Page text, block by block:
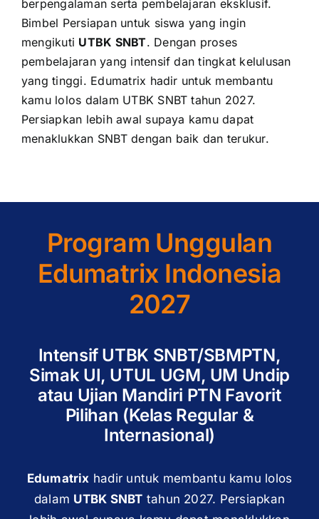
berpengalaman serta pembelajaran eksklusif.
Bimbel Persiapan untuk siswa yang ingin
mengikuti UTBK SNBT. Dengan proses
pembelajaran yang intensif dan tingkat kelulusan
yang tinggi. Edumatrix hadir untuk membantu
kamu lolos dalam UTBK SNBT tahun 2027.
Persiapkan lebih awal supaya kamu dapat
menaklukkan SNBT dengan baik dan terukur.
Program Unggulan
Edumatrix Indonesia
2027
Intensif UTBK SNBT/SBMPTN,
Simak UI, UTUL UGM, UM Undip
atau Ujian Mandiri PTN Favorit
Pilihan (Kelas Regular &
Internasional)
Edumatrix hadir untuk membantu kamu lolos
dalam UTBK SNBT tahun 2027. Persiapkan